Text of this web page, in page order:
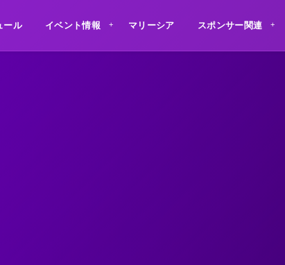
ール イベント情報 マリーシア スポンサー関連